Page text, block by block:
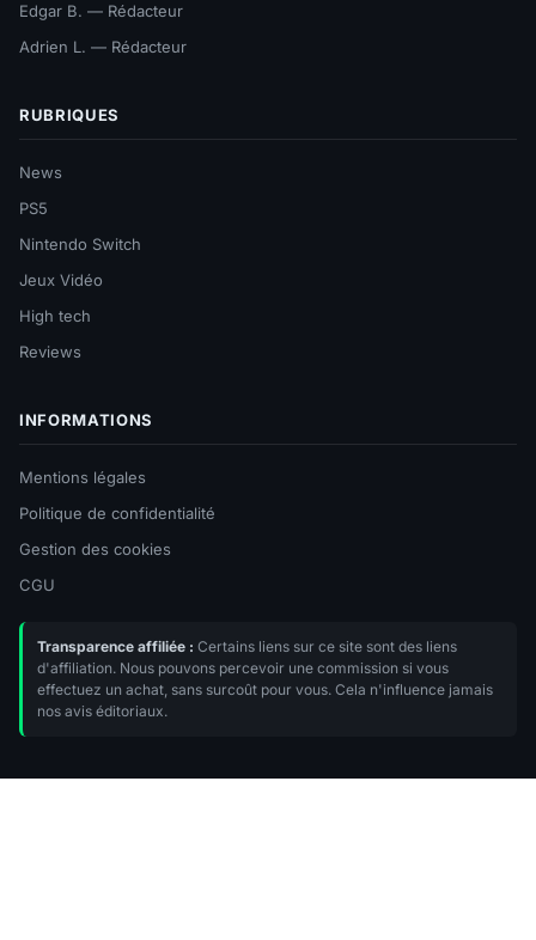
Edgar B. — Rédacteur
Adrien L. — Rédacteur
RUBRIQUES
News
PS5
Nintendo Switch
Jeux Vidéo
High tech
Reviews
INFORMATIONS
Mentions légales
Politique de confidentialité
Gestion des cookies
CGU
Transparence affiliée : Certains liens sur ce site sont des liens
d'affiliation. Nous pouvons percevoir une commission si vous
effectuez un achat, sans surcoût pour vous. Cela n'influence jamais
nos avis éditoriaux.